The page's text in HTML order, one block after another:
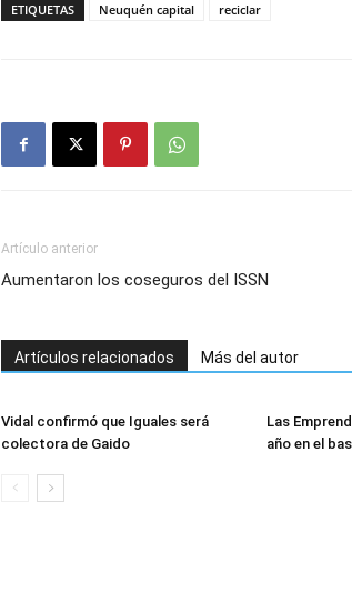
ETIQUETAS Neuquén capital reciclar
Artículo anterior
Aumentaron los coseguros del ISSN
Artículos relacionados Más del autor
Vidal confirmó que Iguales será
colectora de Gaido
Las
año en el